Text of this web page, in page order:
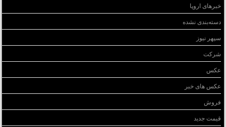
خبرهای اروپا
دسته‌بندی نشده
سپهر نیوز
شرکت
عکس
عکس های خبر
فروش
قیمت جدید